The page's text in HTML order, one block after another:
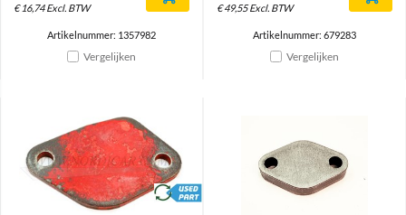
€16,74 Excl. BTW
Artikelnummer: 1357982
Vergelijken
€49,55 Excl. BTW
Artikelnummer: 679283
Vergelijken
brand